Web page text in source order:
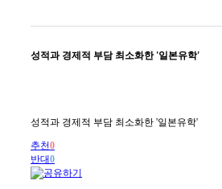
성적과 경제적 부담 최소화한 '일본유학'
성적과 경제적 부담 최소화한 '일본유학'
추천0
반대0